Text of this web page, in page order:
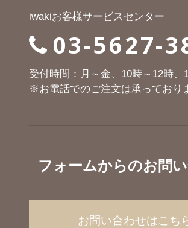
iwakiお客様サービスセンター
03-5627-
受付時間：月～金、10時～12時、
※お電話でのご注文は承っており
フォームからのお問
お問い合わせはこち